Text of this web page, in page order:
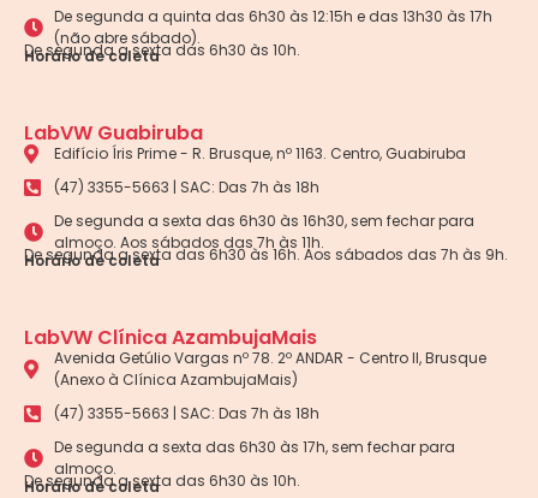
De segunda a quinta das 6h30 às 12:15h e das 13h30 às 17h
(não abre sábado).
Horário de coleta
De segunda a sexta das 6h30 às 10h.
LabVW Guabiruba
Edifício Íris Prime - R. Brusque, nº 1163. Centro, Guabiruba
(47) 3355-5663 | SAC: Das 7h às 18h
De segunda a sexta das 6h30 às 16h30, sem fechar para
almoço. Aos sábados das 7h às 11h.
Horário de coleta
De segunda a sexta das 6h30 às 16h. Aos sábados das 7h às 9h.
LabVW Clínica AzambujaMais
Avenida Getúlio Vargas nº 78. 2º ANDAR - Centro II, Brusque
(Anexo à Clínica AzambujaMais)
(47) 3355-5663 | SAC: Das 7h às 18h
De segunda a sexta das 6h30 às 17h, sem fechar para
almoço.
Horário de coleta
De segunda a sexta das 6h30 às 10h.